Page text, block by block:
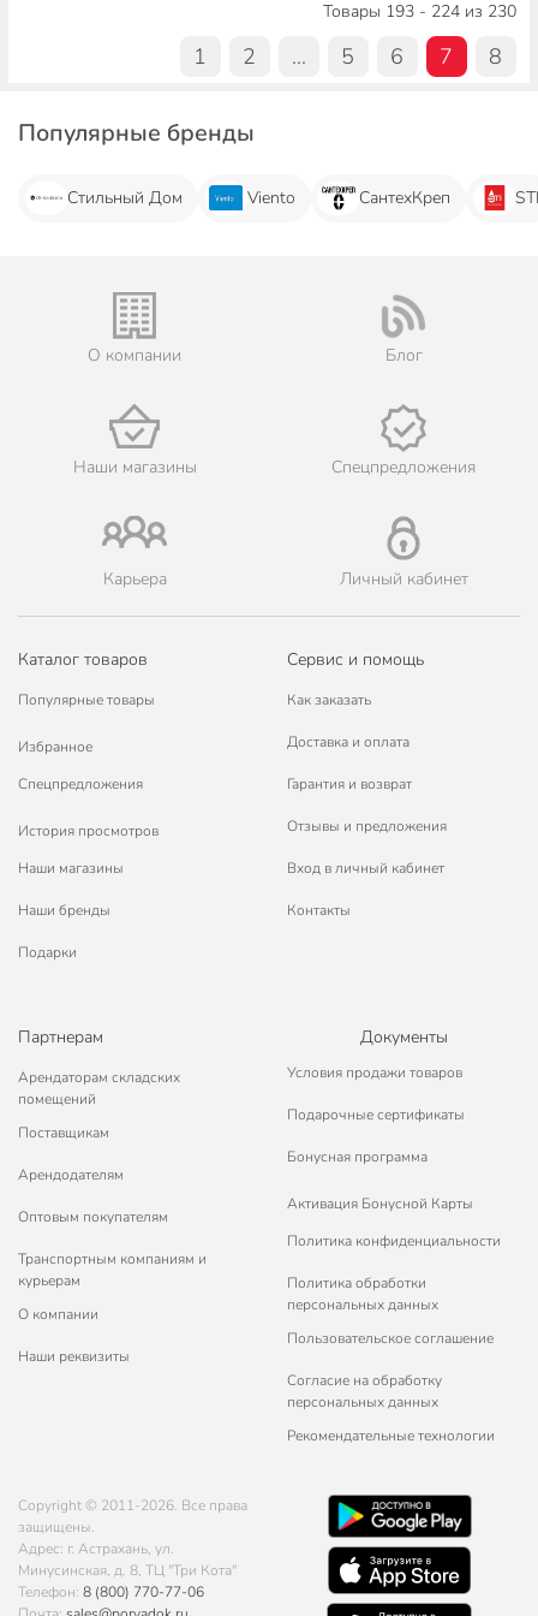
Товары 193 - 224 из 230
1 2 ... 5 6 7 8
Популярные бренды
Стильный Дом Viento СантехКреп
О компании Блог
Наши магазины Спецпредложения
Карьера Личный кабинет
Каталог товаров
Популярные товары
Избранное
Спецпредложения
История просмотров
Наши магазины
Наши бренды
Подарки
Сервис и помощь
Как заказать
Доставка и оплата
Гарантия и возврат
Отзывы и предложения
Вход в личный кабинет
Контакты
Партнерам
Арендаторам складских
помещений
Поставщикам
Арендодателям
Оптовым покупателям
Транспортным компаниям и
курьерам
О компании
Наши реквизиты
Документы
Условия продажи товаров
Подарочные сертификаты
Бонусная программа
Активация Бонусной Карты
Политика конфиденциальности
Политика обработки
персональных данных
Пользовательское соглашение
Согласие на обработку
персональных данных
Рекомендательные технологии
Copyright © 2011-2026. Все права
защищены.
Адрес: г. Астрахань, ул.
Минусинская, д. 8, ТЦ "Три Кота"
Телефон: 8 (800) 770-77-06